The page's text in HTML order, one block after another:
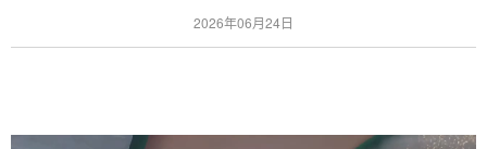
2026年06月24日